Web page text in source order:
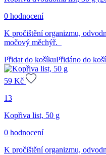
0 hodnocení
K pročištění organizmu,
močový měchýř.
Přidat do košíkuPřidáno do
59 Kč
13
Kopřiva list, 50 g
0 hodnocení
K pročištění organizmu,